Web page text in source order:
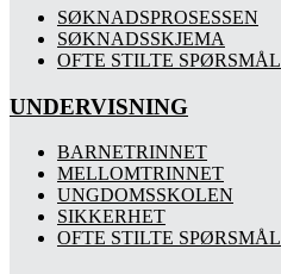
SØKNADSPROSESSEN
SØKNADSSKJEMA
OFTE STILTE SPØRSMÅL
UNDERVISNING
BARNETRINNET
MELLOMTRINNET
UNGDOMSSKOLEN
SIKKERHET
OFTE STILTE SPØRSMÅL